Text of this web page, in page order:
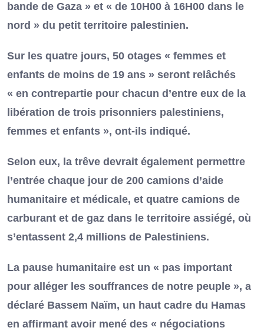
bande de Gaza » et « de 10H00 à 16H00 dans le
nord » du petit territoire palestinien.
Sur les quatre jours, 50 otages « femmes et
enfants de moins de 19 ans » seront relâchés
« en contrepartie pour chacun d’entre eux de la
libération de trois prisonniers palestiniens,
femmes et enfants », ont-ils indiqué.
Selon eux, la trêve devrait également permettre
l’entrée chaque jour de 200 camions d’aide
humanitaire et médicale, et quatre camions de
carburant et de gaz dans le territoire assiégé, où
s’entassent 2,4 millions de Palestiniens.
La pause humanitaire est un « pas important
pour alléger les souffrances de notre peuple », a
déclaré Bassem Naïm, un haut cadre du Hamas
en affirmant avoir mené des « négociations